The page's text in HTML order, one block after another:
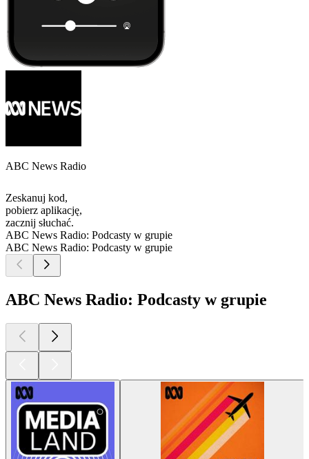
ABC News Radio
Zeskanuj kod,
pobierz aplikację,
zacznij słuchać.
ABC News Radio: Podcasty w grupie
ABC News Radio: Podcasty w grupie
ABC News Radio: Podcasty w grupie